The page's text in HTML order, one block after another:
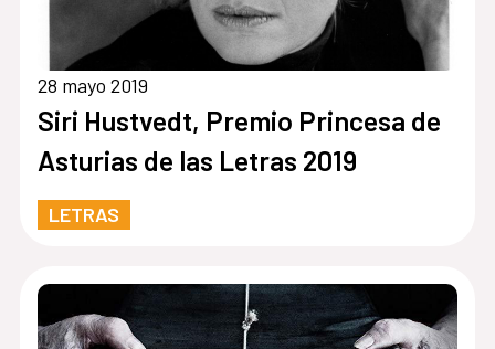
28 mayo 2019
Siri Hustvedt, Premio Princesa de
Asturias de las Letras 2019
LETRAS